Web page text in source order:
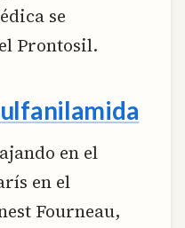
se
Prontosil.
en el
en el
Fourneau,